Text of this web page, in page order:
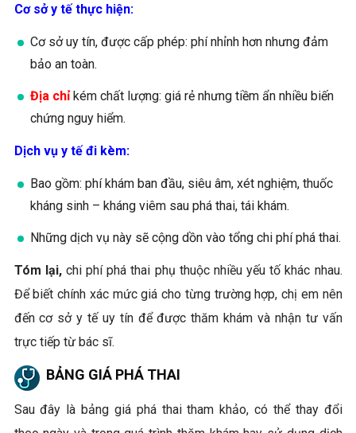
Cơ sở y tế thực hiện:
Cơ sở uy tín, được cấp phép: phí nhỉnh hơn nhưng đảm
bảo an toàn.
Địa chỉkém chất lượng: giá rẻ nhưng tiềm ẩn nhiều biến
chứng nguy hiểm.
Dịch vụ y tế đi kèm:
Bao gồm: phí khám ban đầu, siêu âm, xét nghiệm, thuốc
kháng sinh – kháng viêm sau phá thai, tái khám.
Những dịch vụ này sẽ cộng dồn vào tổng chi phí phá thai.
Tóm lại,chi phí phá thai phụ thuộc nhiều yếu tố khác nhau.
Để biết chính xác mức giá cho từng trường hợp, chị em nên
đến cơ sở y tế uy tín để được thăm khám và nhận tư vấn
trực tiếp từ bác sĩ.
BẢNG GIÁ PHÁ THAI
Sau đây là bảng giá phá thai tham khảo, có thể thay đổi